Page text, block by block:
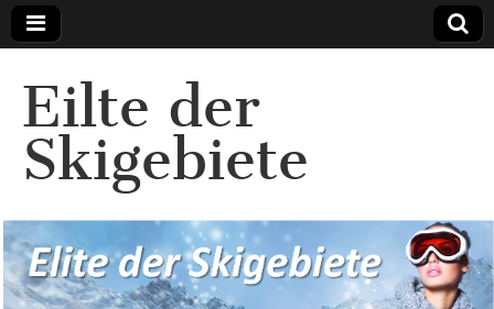
Eilte der
Skigebiete